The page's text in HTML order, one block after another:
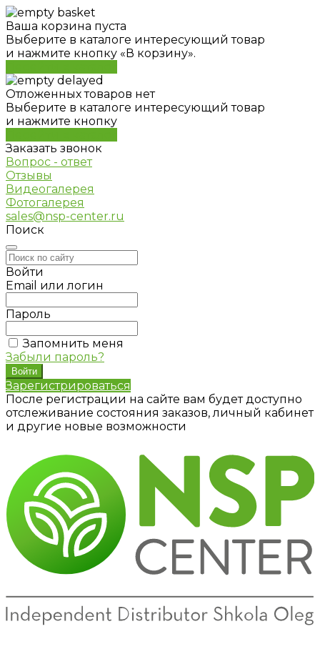
Ваша корзина пуста
Выберите в каталоге интересующий товар
и нажмите кнопку «В корзину».
Отложенных товаров нет
Выберите в каталоге интересующий товар
и нажмите кнопку
Заказать звонок
Вопрос - ответ
Отзывы
Видеогалерея
Фотогалерея
sales@nsp-center.ru
Поиск
Войти
Email или логин
Пароль
Запомнить меня
Забыли пароль?
Зарегистрироваться
После регистрации на сайте вам будет доступно
отслеживание состояния заказов, личный кабинет
и другие новые возможности